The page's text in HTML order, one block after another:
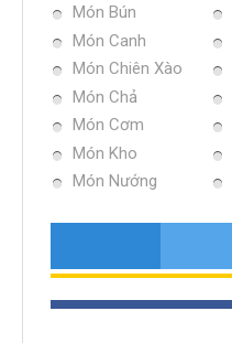
Món Bún
Món Canh
Món Chiên Xào
Món Chả
Món Cơm
Món Kho
Món Nướng